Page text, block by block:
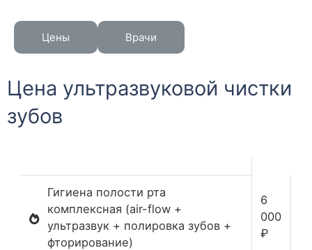
Цены Врачи
Цена ультразвуковой чистки
зубов
Гигиена полости рта
комплексная (air-flow +
ультразвук + полировка зубов +
фторирование)
6
000
₽